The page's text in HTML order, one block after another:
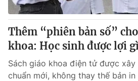
cấp ngày 29/12/2023
Tổng Biên tập:Vũ Thanh Thủy
Phó Tổng Biên tập:Nguyễn Thị Mỹ
Nguyễn Trọng Ninh
Tổng đài VTV:
024.38 355 931 -
Ðiện thoại Thời báo VTV:024.66 897
Thêm “phiên bản số”
khoa: Học sinh được lợi
Sách giáo khoa điện tử được
chuẩn mới, không thay thế bản